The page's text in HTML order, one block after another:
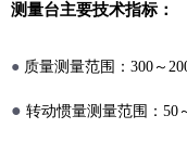
测量台主要技术指标：
● 质量测量范围：300～
● 转动惯量测量范围：50